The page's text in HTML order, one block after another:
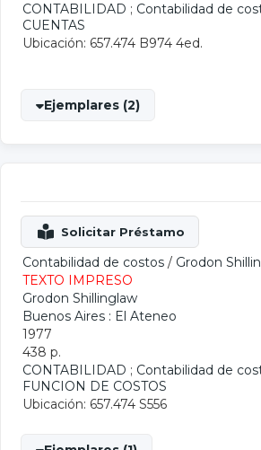
CONTABILIDAD ; Contabilidad de
CUENTAS
Ubicación: 657.474 B974 4ed.
Ejemplares (2)
Contabilidad de costos / Grodon
TEXTO IMPRESO
Grodon Shillinglaw
Buenos Aires : El Ateneo
1977
438 p.
CONTABILIDAD ; Contabilidad de
FUNCION DE COSTOS
Ubicación: 657.474 S556